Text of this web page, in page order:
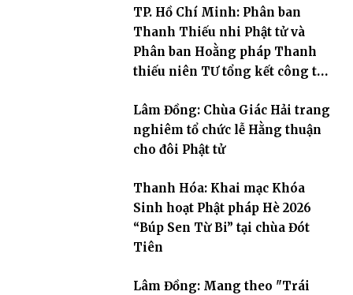
TP. Hồ Chí Minh: Phân ban
Thanh Thiếu nhi Phật tử và
Phân ban Hoằng pháp Thanh
thiếu niên TƯ tổng kết công tác
2027)
Lâm Đồng: Chùa Giác Hải trang
nghiêm tổ chức lễ Hằng thuận
cho đôi Phật tử
Thanh Hóa: Khai mạc Khóa
Sinh hoạt Phật pháp Hè 2026
“Búp Sen Từ Bi” tại chùa Đót
Tiên
Lâm Đồng: Mang theo "Trái